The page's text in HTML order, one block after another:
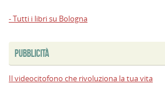
- Tutti i libri su Bologna
PUBBLICITÀ
Il videocitofono che rivoluziona la tua vita